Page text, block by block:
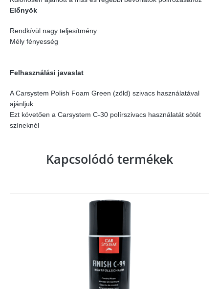
Előnyök
Rendkívül nagy teljesítmény
Mély fényesség
Felhasználási javaslat
A Carsystem Polish Foam Green (zöld) szivacs használatával
ajánljuk
Ezt követően a Carsystem C-30 polírszivacs használatát sötét
színeknél
Kapcsolódó termékek